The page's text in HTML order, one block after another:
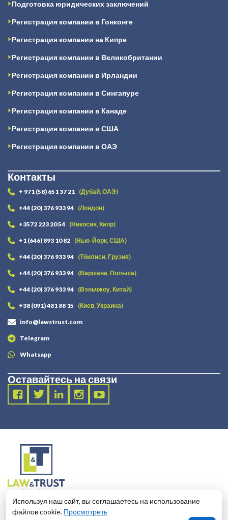
Подготовка юридических заключений
Регистрация компании в Гонконге
Регистрация компании на Кипре
Регистрация компании в Великобритании
Регистрация компании в Ирландии
Регистрация компании в Сингапуре
Регистрация компании в Канаде
Регистрация компании в США
Регистрация компании в ОАЭ
Контакты
+ 971 (58) 651 37 21 (Дубай, ОАЭ)
+44 (20) 376 933 94 (Лондон)
+3572 223 20 54 (Никосия, Кипр)
+1 (646) 893 10 82 (Нью-Йорк, США)
+44 (20) 376 933 94 (Тбилиси, Грузия)
+44 (20) 376 933 94 (Варшава, Польша)
+44 (20) 376 933 94 (Вэньчжоу, Китай)
+38 (091) 481 88 15 (Киев, Украина)
info@lawstrust.com
Telegram
Whatsapp
Оставайтесь на связи
2003 - 2025 LANDT LEGAL LLP
124 City Road, London, United Kingdom, EC1V 2NX
Используя наш сайт, вы соглашаетесь на использование
файлов cookie. Просмотреть